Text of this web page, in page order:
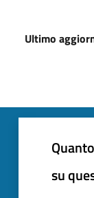
Ultimo
su